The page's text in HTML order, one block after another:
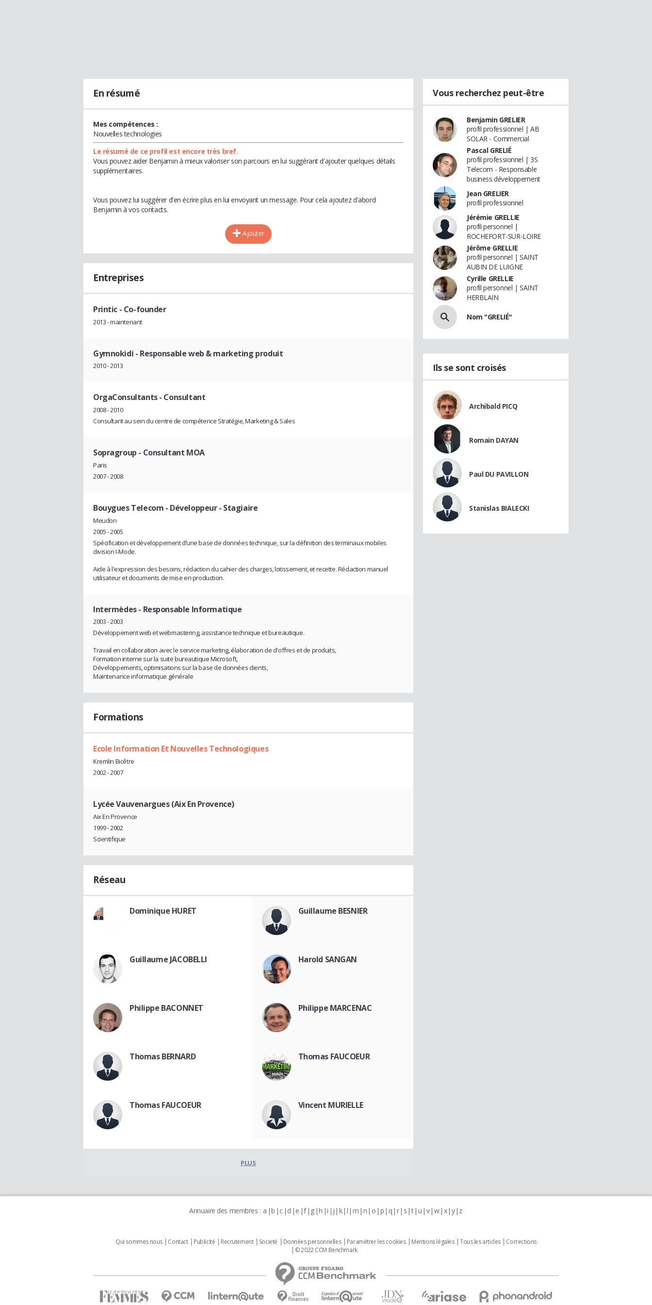
En résumé
Mes compétences :
Nouvelles technologies
Le résumé de ce profil est encore très bref.
Vous pouvez aider Benjamin à mieux valoriser son parcours en lui suggérant d'ajouter quelques détails
supplémentaires.
Vous pouvez lui suggérer d'en écrire plus en lui envoyant un message. Pour cela ajoutez d'abord
Benjamin à vos contacts.
Ajouter
Entreprises
Printic - Co-founder
2013 - maintenant
Gymnokidi - Responsable web & marketing produit
2010 - 2013
OrgaConsultants- Consultant
2008 - 2010
Consultant au sein du centre de compétence Stratégie, Marketing & Sales
Sopragroup - Consultant MOA
Paris
2007 - 2008
Bouygues Telecom - Développeur - Stagiaire
Meudon
2005 - 2005
Spécification et développement d’une base de données technique, sur la définition des terminaux mobiles
division I-Mode.
Aide à l'expression des besoins, rédaction du cahier des charges, lotissement, et recette. Rédaction manuel
utilisateur et documents de mise en production.
Intermèdes- Responsable Informatique
2003 - 2003
Développement web et webmastering, assistance technique et bureautique.
Travail en collaboration avec le service marketing, élaboration de d'offres et de produits,
Formation interne sur la suite bureautique Microsoft,
Développements, optimisations sur la base de données clients,
Maintenance informatique générale
Formations
Ecole Information Et Nouvelles Technologiques
Kremlin Bicêtre
2002 - 2007
Lycée Vauvenargues (Aix En Provence)
Aix En Provence
1999 - 2002
Scientifique
Réseau
Dominique HURET Guillaume BESNIER
Guillaume JACOBELLI Harold SANGAN
Philippe BACONNET Philippe MARCENAC
Thomas BERNARD Thomas FAUCOEUR
Thomas FAUCOEUR Vincent MURIELLE
PLUS
Vous recherchez peut-être
Benjamin GRELIER
profil professionnel | AB
SOLAR - Commercial
Pascal GRELIÉ
profil professionnel | 3S
Telecom - Responsable
business développement
Jean GRELIER
profil professionnel
Jérémie GRELLIE
profil personnel |
ROCHEFORT-SUR-LOIRE
Jérôme GRELLIE
profil personnel | SAINT
AUBIN DE LUIGNE
Cyrille GRELLIE
profil personnel | SAINT
HERBLAIN
Nom "GRELIÉ"
Ils se sont croisés
Archibald PICQ
Romain DAYAN
Paul DU PAVILLON
Stanislas BIALECKI
Annuaire des membres : a b c d e f g h i j k l m n o p q r s t u v w x y z
Qui sommes nous Contact Publicité Recrutement Societé Données personnelles Paramétrer les cookies Mentions légales Tous les articles
Corrections
© 2022 CCM Benchmark